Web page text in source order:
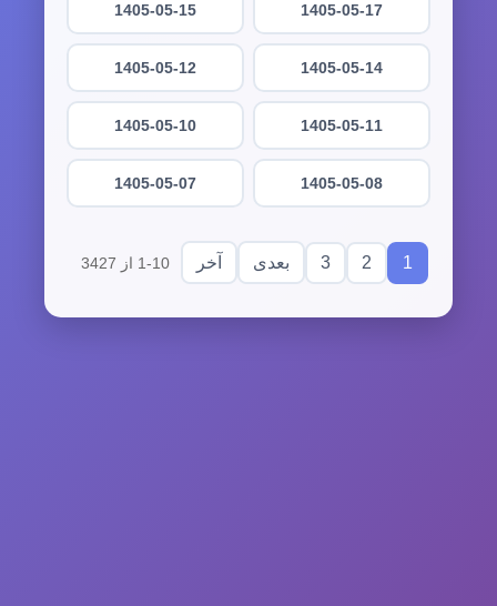
1405-05-17
1405-05-15
1405-05-14
1405-05-12
1405-05-11
1405-05-10
1405-05-08
1405-05-07
1
2
3 بعدی آخر 1-10 از 3427